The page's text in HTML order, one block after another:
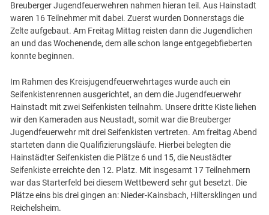
Breuberger Jugendfeuerwehren nahmen hieran teil. Aus Hainstadt
waren 16 Teilnehmer mit dabei. Zuerst wurden Donnerstags die
Zelte aufgebaut. Am Freitag Mittag reisten dann die Jugendlichen
an und das Wochenende, dem alle schon lange entgegebfieberten
konnte beginnen.
Im Rahmen des Kreisjugendfeuerwehrtages wurde auch ein
Seifenkistenrennen ausgerichtet, an dem die Jugendfeuerwehr
Hainstadt mit zwei Seifenkisten teilnahm. Unsere dritte Kiste liehen
wir den Kameraden aus Neustadt, somit war die Breuberger
Jugendfeuerwehr mit drei Seifenkisten vertreten. Am freitag Abend
starteten dann die Qualifizierungsläufe. Hierbei belegten die
Hainstädter Seifenkisten die Plätze 6 und 15, die Neustädter
Seifenkiste erreichte den 12. Platz. Mit insgesamt 17 Teilnehmern
war das Starterfeld bei diesem Wettbewerd sehr gut besetzt. Die
Plätze eins bis drei gingen an: Nieder-Kainsbach, Hiltersklingen und
Reichelsheim.